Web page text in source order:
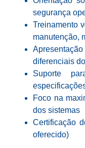
segurança
Treinamento
manutenção,
diferenciais
Suporte
Foco na
dos sistemas
Certificação
oferecido)